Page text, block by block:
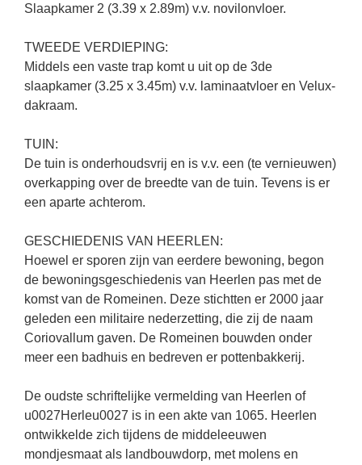
Slaapkamer 2 (3.39 x 2.89m) v.v. novilonvloer.
TWEEDE VERDIEPING:
Middels een vaste trap komt u uit op de 3de
slaapkamer (3.25 x 3.45m) v.v. laminaatvloer en Velux-
dakraam.
TUIN:
De tuin is onderhoudsvrij en is v.v. een (te vernieuwen)
overkapping over de breedte van de tuin. Tevens is er
een aparte achterom.
GESCHIEDENIS VAN HEERLEN:
Hoewel er sporen zijn van eerdere bewoning, begon
de bewoningsgeschiedenis van Heerlen pas met de
komst van de Romeinen. Deze stichtten er 2000 jaar
geleden een militaire nederzetting, die zij de naam
Coriovallum gaven. De Romeinen bouwden onder
meer een badhuis en bedreven er pottenbakkerij.
De oudste schriftelijke vermelding van Heerlen of
u0027Herleu0027 is in een akte van 1065. Heerlen
ontwikkelde zich tijdens de middeleeuwen
mondjesmaat als landbouwdorp, met molens en